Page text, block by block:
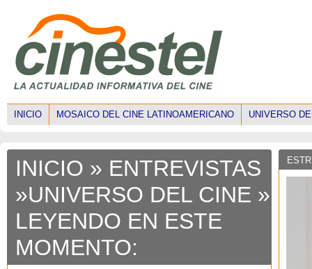
INICIO MOSAICO DEL CINE LATINOAMERICANO UNIVERSO
INICIO » ENTREVISTAS
»UNIVERSO DEL CINE »
LEYENDO EN ESTE
MOMENTO: